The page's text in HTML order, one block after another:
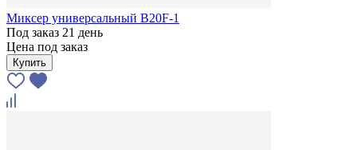
Миксер универсальный В20F-1
Под заказ 21 день
Цена под заказ
Купить